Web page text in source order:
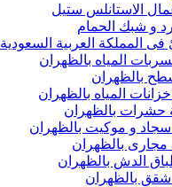
الاستانلس ستيل
و شبك الحمام
فى المملكة العربية السعودية
المياه بالظهران
بالظهران
المياه بالظهران
حشرات بالظهران
و موكيت بالظهران
بالظهران
الدش بالظهران
بالظهران